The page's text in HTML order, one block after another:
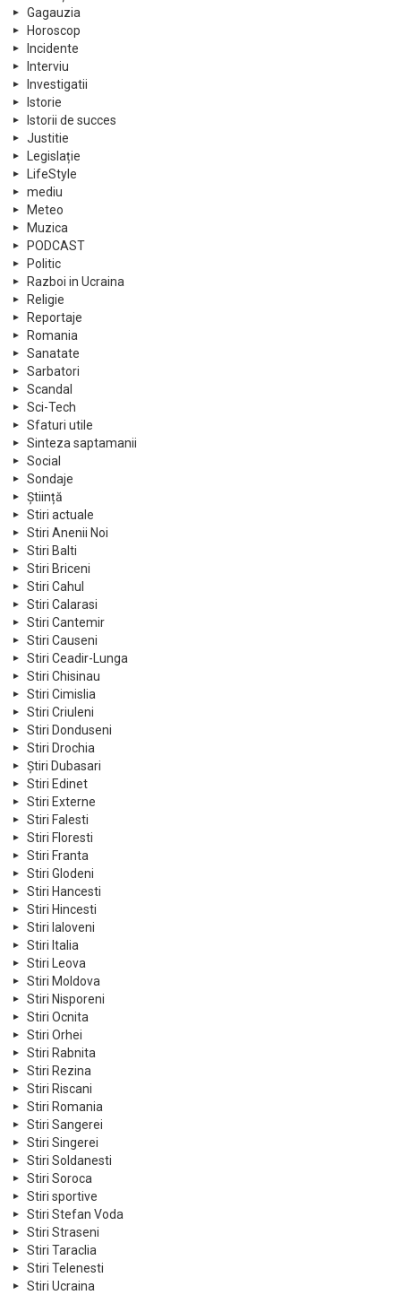
Gagauzia
Horoscop
Incidente
Interviu
Investigatii
Istorie
Istorii de succes
Justitie
Legislație
LifeStyle
mediu
Meteo
Muzica
PODCAST
Politic
Razboi in Ucraina
Religie
Reportaje
Romania
Sanatate
Sarbatori
Scandal
Sci-Tech
Sfaturi utile
Sinteza saptamanii
Social
Sondaje
Știință
Stiri actuale
Stiri Anenii Noi
Stiri Balti
Stiri Briceni
Stiri Cahul
Stiri Calarasi
Stiri Cantemir
Stiri Causeni
Stiri Ceadir-Lunga
Stiri Chisinau
Stiri Cimislia
Stiri Criuleni
Stiri Donduseni
Stiri Drochia
Știri Dubasari
Stiri Edinet
Stiri Externe
Stiri Falesti
Stiri Floresti
Stiri Franta
Stiri Glodeni
Stiri Hancesti
Stiri Hincesti
Stiri Ialoveni
Stiri Italia
Stiri Leova
Stiri Moldova
Stiri Nisporeni
Stiri Ocnita
Stiri Orhei
Stiri Rabnita
Stiri Rezina
Stiri Riscani
Stiri Romania
Stiri Sangerei
Stiri Singerei
Stiri Soldanesti
Stiri Soroca
Stiri sportive
Stiri Stefan Voda
Stiri Straseni
Stiri Taraclia
Stiri Telenesti
Stiri Ucraina